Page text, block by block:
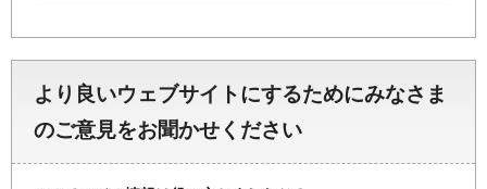
より良いウェブサイトにするためにみなさま
のご意見をお聞かせください